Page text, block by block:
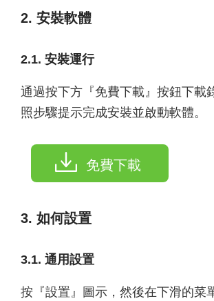
2. 安裝軟體
2.1. 安裝運行
通過按下方『免費下載』按鈕下載
照步驟提示完成安裝並啟動軟體。
免費下載
3. 如何設置
3.1. 通用設置
按『設置』圖示，然後在下滑的菜